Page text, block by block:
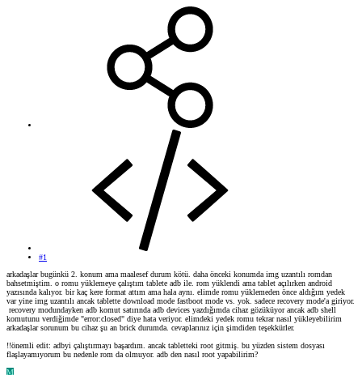
#1
arkadaşlar bugünkü 2. konum ama maalesef durum kötü. daha önceki konumda img uzantılı romdan
bahsetmiştim. o romu yüklemeye çalıştım tablete adb ile. rom yüklendi ama tablet açılırken android
yazısında kalıyor. bir kaç kere format attım ama hala aynı. elimde romu yüklemeden önce aldığım yedek
var yine img uzantılı ancak tablette download mode fastboot mode vs. yok. sadece recovery mode'a giriyor.
recovery modundayken adb komut satırında adb devices yazdığımda cihaz gözüküyor ancak adb shell
komutunu verdiğimde "error:closed" diye hata veriyor. elimdeki yedek romu tekrar nasıl yükleyebilirim
arkadaşlar sorunum bu cihaz şu an brick durumda. cevaplarınız için şimdiden teşekkürler.
!!önemli edit: adbyi çalıştırmayı başardım. ancak tabletteki root gitmiş. bu yüzden sistem dosyası
flaşlayamıyorum bu nedenle rom da olmuyor. adb den nasıl root yapabilirim?
M